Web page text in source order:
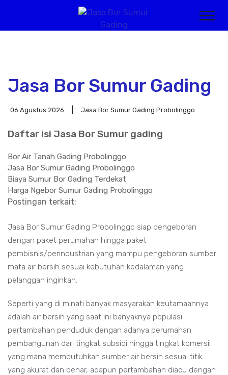
Jasa Bor Sumur Gading
06 Agustus 2026 Jasa Bor Sumur Gading Probolinggo
Daftar isi Jasa Bor Sumur gading
Bor Air Tanah Gading Probolinggo
Jasa Bor Sumur Gading Probolinggo
Biaya Sumur Bor Gading Terdekat
Harga Ngebor Sumur Gading Probolinggo
Postingan terkait:
Jasa Bor Sumur Gading Probolinggo siap pengeboran
dengan paket perumahan hingga paket
pembisnis/perindustrian yang mampu pengeboran sumber
mata air bersih sesuai kebutuhan kedalaman yang
pelanggan inginkan.
Seperti yang di minati banyak masyarakan keutamaannya
adalah air bersih yang saat ini banyaknya populasi
pertambahan penduduk dengan adanya perumahan
pembangunan dari tingkat subsidi hingga tingkat komersil
yang mana membutuhkan sumber air bersih sesuai titik
yang akurat dan benar, adapun pertambahan diacu dengan